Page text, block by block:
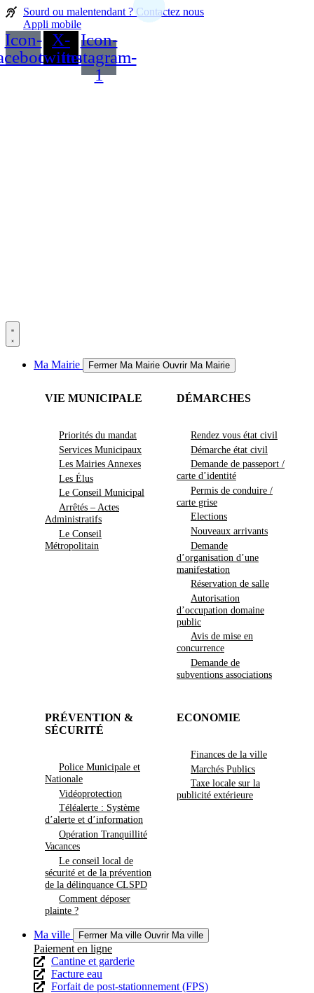
contenu
principal
Sourd ou malentendant ? Contactez nous
Appli mobile
Icon- X-
twitter
Icon-
instagram-
1
Ma Mairie Fermer Ma Mairie Ouvrir Ma Mairie
VIE MUNICIPALE
Priorités du mandat
Services Municipaux
Les Mairies Annexes
Les Élus
Le Conseil Municipal
Arrêtés – Actes
Administratifs
Le Conseil
Métropolitain
DÉMARCHES
Rendez vous état civil
Démarche état civil
Demande de passeport /
carte d’identité
Permis de conduire /
carte grise
Elections
Nouveaux arrivants
Demande
d’organisation d’une
manifestation
Réservation de salle
Autorisation
d’occupation domaine
public
Avis de mise en
concurrence
Demande de
subventions associations
PRÉVENTION &
SÉCURITÉ
Police Municipale et
Nationale
Vidéoprotection
Téléalerte : Système
d’alerte et d’information
Opération Tranquillité
Vacances
Le conseil local de
sécurité et de la prévention
de la délinquance CLSPD
Comment déposer
plainte ?
ECONOMIE
Finances de la ville
Marchés Publics
Taxe locale sur la
publicité extérieure
Ma ville Fermer Ma ville Ouvrir Ma ville
Paiement en ligne
Cantine et garderie
Facture eau
Forfait de post-stationnement (FPS)